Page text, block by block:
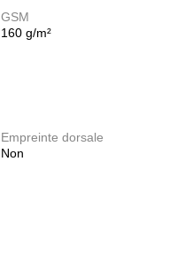
GSM
160 g/m²
Empreinte dorsale
Non